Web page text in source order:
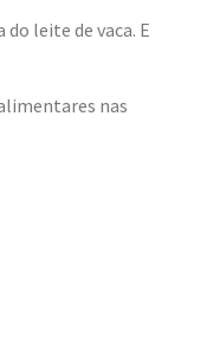
leite de vaca. E
nas